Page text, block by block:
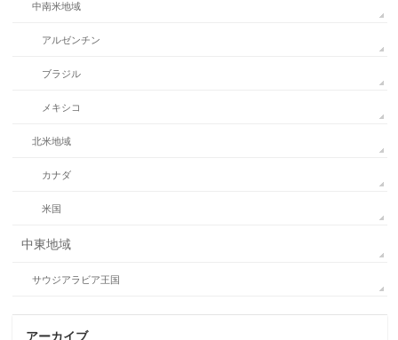
中南米地域
アルゼンチン
ブラジル
メキシコ
北米地域
カナダ
米国
中東地域
サウジアラビア王国
アーカイブ